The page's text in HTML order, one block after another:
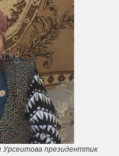
Урсеитова президенттик